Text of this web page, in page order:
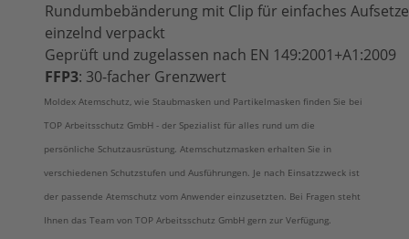
Rundumbebänderung mit Clip für einfaches
einzelnd verpackt
Geprüft und zugelassen nach EN 149:2001+A1:2009
FFP3: 30-facher Grenzwert
Moldex Atemschutz, wie Staubmasken und Partikelmasken finden Sie bei
TOP Arbeitsschutz GmbH - der Spezialist für alles rund um die
persönliche Schutzausrüstung. Atemschutzmasken erhalten Sie in
verschiedenen Schutzstufen und Ausführungen. Je nach Einsatzzweck ist
der passende Atemschutz vom Anwender einzusetzten. Bei Fragen steht
Ihnen das Team von TOP Arbeitsschutz GmbH gern zur Verfügung.